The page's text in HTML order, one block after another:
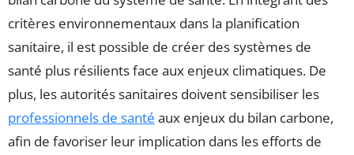
critères environnementaux dans la planification
sanitaire, il est possible de créer des systèmes de
santé plus résilients face aux enjeux climatiques. De
plus, les autorités sanitaires doivent sensibiliser les
professionnels de santé aux enjeux du bilan carbone,
afin de favoriser leur implication dans les efforts de